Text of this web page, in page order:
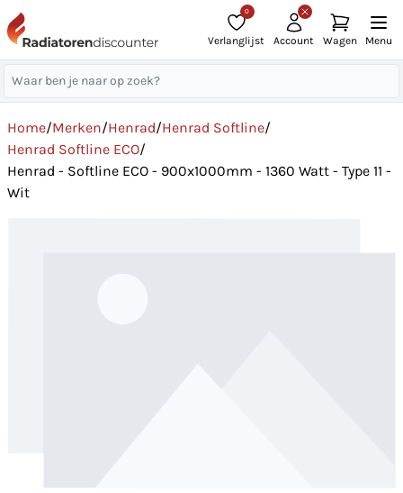
0
Verlanglijst Account Wagen Menu
Home/Merken/Henrad/Henrad Softline/
Henrad Softline ECO/
Henrad - Softline ECO - 900x1000mm - 1360 Watt - Type 11 -
Wit